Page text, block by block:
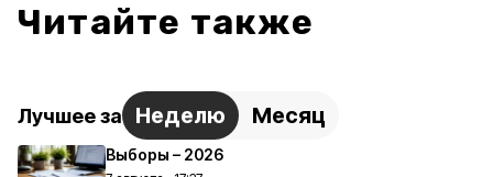
Читайте также
Лучшее за Неделю Месяц
Выборы – 2026